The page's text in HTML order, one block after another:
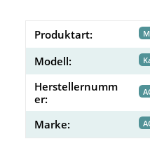
Produktart:
Modell:
Herstellernumm
er:
Marke: